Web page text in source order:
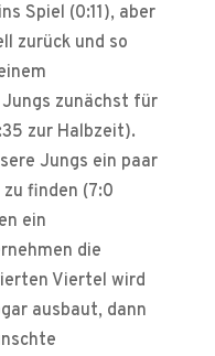
Spiel (0:11), aber
zurück und so
zunächst für
zur Halbzeit).
Jungs ein paar
finden (7:0
ein
die
Viertel wird
ausbaut, dann